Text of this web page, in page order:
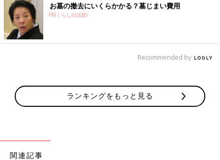
赤ちゃんがおなかで動いていることを実感できる“胎動”。この胎
動を感じられるようになる日を心待ちにしている妊婦さんも多い
お墓の撤去にいくらかかる？墓じまい費用
PR(くらしの話題)
Recommended by
ランキングをもっと見る
関連記事